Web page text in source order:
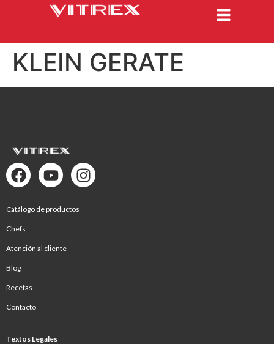
KLEIN GERATE
Catálogo de productos
Chefs
Atención al cliente
Blog
Recetas
Contacto
Textos Legales